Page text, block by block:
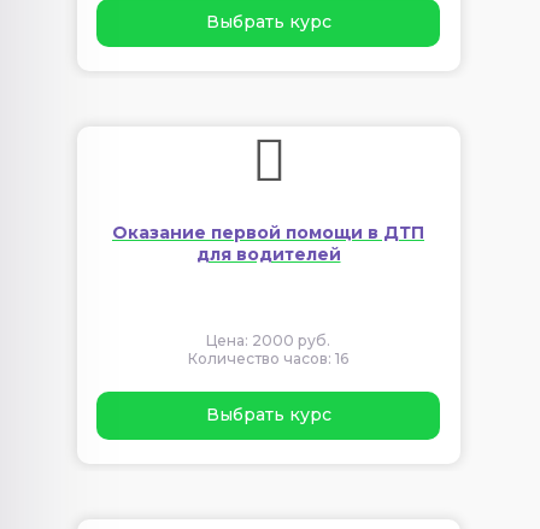
Выбрать курс
Оказание первой помощи в ДТП
для водителей
Цена: 2000 руб.
Количество часов: 16
Выбрать курс